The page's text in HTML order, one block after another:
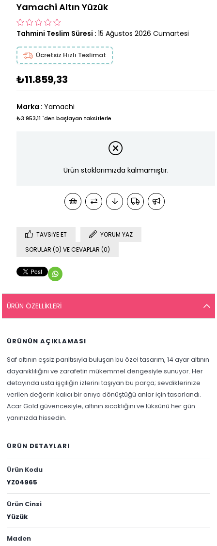
Yamachi Altın Yüzük
Tahmini Teslim Süresi : 15 Ağustos 2026 Cumartesi
Ücretsiz Hızlı Teslimat
₺11.859,33
Marka : Yamachi
₺3.953,11 `den başlayan taksitlerle
Ürün stoklarımızda kalmamıştır.
TAVSIYE ET
YORUM YAZ
SORULAR (0) VE CEVAPLAR (0)
ÜRÜN ÖZELLIKLERI
ÜRÜNÜN AÇIKLAMASI
Saf altının eşsiz parıltısıyla buluşan bu özel tasarım, 14 ayar altının
dayanıklılığını ve zarafetin mükemmel dengesiyle sunuyor. Her
detayında usta işçiliğin izlerini taşıyan bu parça; sevdiklerinize
verilen değerin kalıcı bir anıya dönüştüğü anlar için tasarlandı.
Acar Gold güvencesiyle, altının sıcaklığını ve lüksünü her gün
yanınızda hissedin.
ÜRÜN DETAYLARI
Ürün Kodu
YZ04965
Ürün Cinsi
Yüzük
Maden